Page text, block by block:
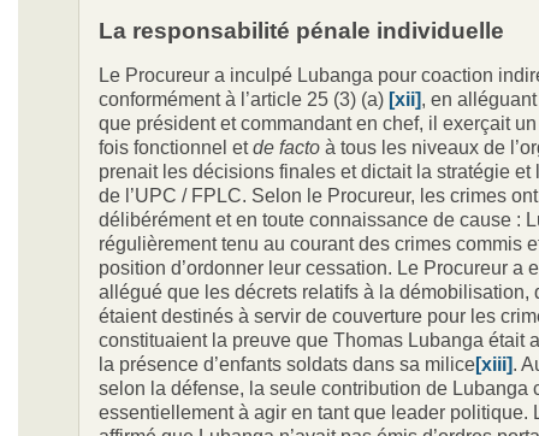
La responsabilité pénale individuelle
Le Procureur a inculpé Lubanga pour coaction
conformément à l’article 25 (3) (a) [xii], en alléguant
que président et commandant en chef, il exerçait
fois fonctionnel etde facto à tous les niveaux de
prenait les décisions finales et dictait la stratégie et
de l’UPC / FPLC. Selon le Procureur, les crimes
délibérément et en toute connaissance de cause :
régulièrement tenu au courant des crimes commis
position d’ordonner leur cessation. Le Procureur a
allégué que les décrets relatifs à la démobilisation,
étaient destinés à servir de couverture pour les
constituaient la preuve que Thomas Lubanga était
la présence d’enfants soldats dans sa milice[xiii].
selon la défense, la seule contribution de Lubanga
essentiellement à agir en tant que leader politique.